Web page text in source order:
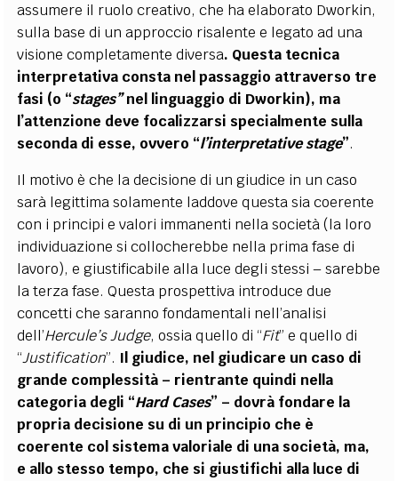
assumere il ruolo creativo, che ha elaborato Dworkin,
sulla base di un approccio risalente e legato ad una
visione completamente diversa. Questa tecnica
interpretativa consta nel passaggio attraverso tre
fasi (o “stages”nel linguaggio di Dworkin), ma
l’attenzione deve focalizzarsi specialmente sulla
seconda di esse, ovvero “l’interpretative stage”.
Il motivo è che la decisione di un giudice in un caso
sarà legittima solamente laddove questa sia coerente
con i principi e valori immanenti nella società (la loro
individuazione si collocherebbe nella prima fase di
lavoro), e giustificabile alla luce degli stessi – sarebbe
la terza fase. Questa prospettiva introduce due
concetti che saranno fondamentali nell’analisi
dell’Hercule’s Judge, ossia quello di “Fit” e quello di
“Justification”. Il giudice, nel giudicare un caso di
grande complessità – rientrante quindi nella
categoria degli “Hard Cases” – dovrà fondare la
propria decisione su di un principio che è
coerente col sistema valoriale di una società, ma,
e allo stesso tempo, che si giustifichi alla luce di